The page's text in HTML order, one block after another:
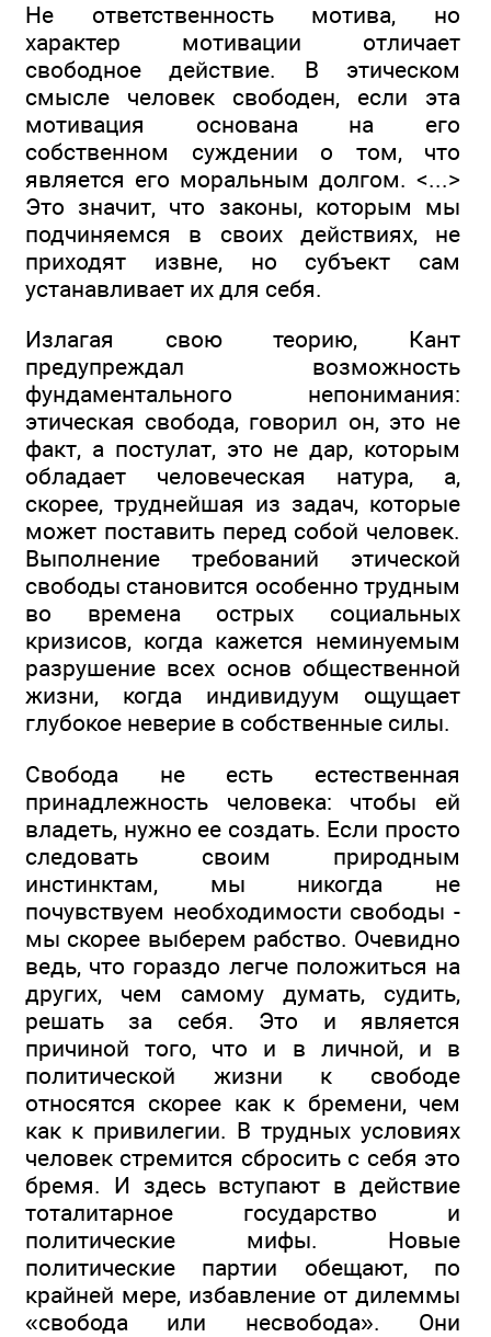
Не ответственность мотива, но
характер мотивации отличает
свободное действие. В этическом
смысле человек свободен, если эта
мотивация основана на его
собственном суждении о том, что
является его моральным долгом. <...>
Это значит, что законы, которым мы
подчиняемся в своих действиях, не
приходят извне, но субъект сам
устанавливает их для себя.
Излагая свою теорию, Кант
предупреждал возможность
фундаментального непонимания:
этическая свобода, говорил он, это не
факт, а постулат, это не дар, которым
обладает человеческая натура, а,
скорее, труднейшая из задач, которые
может поставить перед собой человек.
Выполнение требований этической
свободы становится особенно трудным
во времена острых социальных
кризисов, когда кажется неминуемым
разрушение всех основ общественной
жизни, когда индивидуум ощущает
глубокое неверие в собственные силы.
Свобода не есть естественная
принадлежность человека: чтобы ей
владеть, нужно ее создать. Если просто
следовать своим природным
инстинктам, мы никогда не
почувствуем необходимости свободы -
мы скорее выберем рабство. Очевидно
ведь, что гораздо легче положиться на
других, чем самому думать, судить,
решать за себя. Это и является
причиной того, что и в личной, и в
политической жизни к свободе
относятся скорее как к бремени, чем
как к привилегии. В трудных условиях
человек стремится сбросить с себя это
бремя. И здесь вступают в действие
тоталитарное государство и
политические мифы. Новые
политические партии обещают, по
крайней мере, избавление от дилеммы
«свобода или несвобода». Они